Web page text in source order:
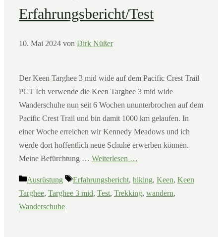
Erfahrungsbericht/Test
10. Mai 2024 von Dirk Nüßer
Der Keen Targhee 3 mid wide auf dem Pacific Crest Trail
PCT Ich verwende die Keen Targhee 3 mid wide
Wanderschuhe nun seit 6 Wochen ununterbrochen auf dem
Pacific Crest Trail und bin damit 1000 km gelaufen. In
einer Woche erreichen wir Kennedy Meadows und ich
werde dort hoffentlich neue Schuhe erwerben können.
Meine Befürchtung … Weiterlesen …
Kategorien
Ausrüstung Schlagwörter
Erfahrungsbericht, hiking, Keen, Keen
Targhee, Targhee 3 mid, Test, Trekking, wandern,
Wanderschuhe